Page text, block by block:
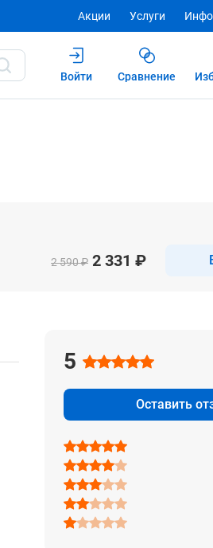
Акции Услуги
Войти
Сравнение
2 590 ₽ 2 331 ₽
5
Оставить